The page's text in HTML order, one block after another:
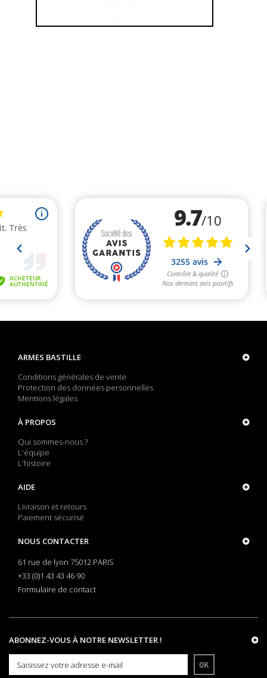
ARMES BASTILLE
Conditions générales de vente
Protection des données personnelles
Mentions légales
À PROPOS
Qui sommes-nous ?
L'équipe
L'histoire
AIDE
Livraison et retours
Paiement sécurisé
NOUS CONTACTER
61 rue de lyon 75012 PARIS
+33 (0)1 43 43 46 90
Formulaire de contact
ABONNEZ-VOUS À NOTRE NEWSLETTER !
OK